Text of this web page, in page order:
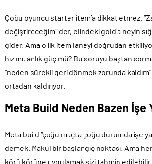
Çoğu oyuncu starter item’a dikkat etmez.
değiştireceğim” der, elindeki gold’a neyin
gider. Ama o ilk item laneyi doğrudan
hız mı, anlık güç mü? Bu soruyu baştan
“neden sürekli geri dönmek zorunda
ortadan kaldırıyor.
Meta Build Neden Bazen İşe
Meta build “çoğu maçta çoğu durumda işe
demek. Makul bir başlangıç noktası. Ama
körü körüne uygulamak sizi tahmin edilebilir